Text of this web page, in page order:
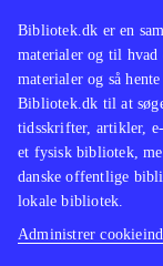
Bibliotek.dk er en
materialer og til hvad
materialer og så
Bibliotek.dk til at
tidsskrifter, artikler,
et fysisk bibliotek,
danske offentlige
lokale bibliotek.
Administrer